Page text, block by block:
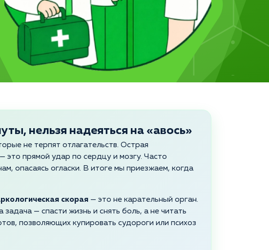
нельзя надеяться на «авось»
не терпят отлагательств. Острая
это прямой удар по сердцу и мозгу. Часто
опасаясь огласки. В итоге мы приезжаем, когда
скорая — это не карательный орган.
— спасти жизнь и снять боль, а не читать
позволяющих купировать судороги или психоз